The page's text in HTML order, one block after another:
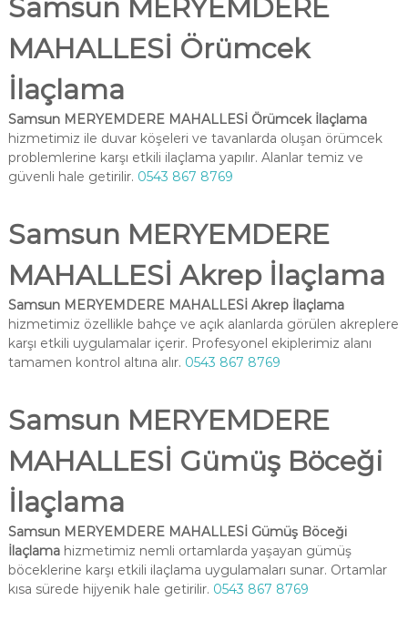
Samsun MERYEMDERE
MAHALLESİ Örümcek
İlaçlama
Samsun MERYEMDERE MAHALLESİ Örümcek İlaçlama
hizmetimiz ile duvar köşeleri ve tavanlarda oluşan örümcek
problemlerine karşı etkili ilaçlama yapılır. Alanlar temiz ve
güvenli hale getirilir. 0543 867 8769
Samsun MERYEMDERE
MAHALLESİ Akrep İlaçlama
Samsun MERYEMDERE MAHALLESİ Akrep İlaçlama
hizmetimiz özellikle bahçe ve açık alanlarda görülen akreplere
karşı etkili uygulamalar içerir. Profesyonel ekiplerimiz alanı
tamamen kontrol altına alır. 0543 867 8769
Samsun MERYEMDERE
MAHALLESİ Gümüş Böceği
İlaçlama
Samsun MERYEMDERE MAHALLESİ Gümüş Böceği
İlaçlamahizmetimiz nemli ortamlarda yaşayan gümüş
böceklerine karşı etkili ilaçlama uygulamaları sunar. Ortamlar
kısa sürede hijyenik hale getirilir. 0543 867 8769